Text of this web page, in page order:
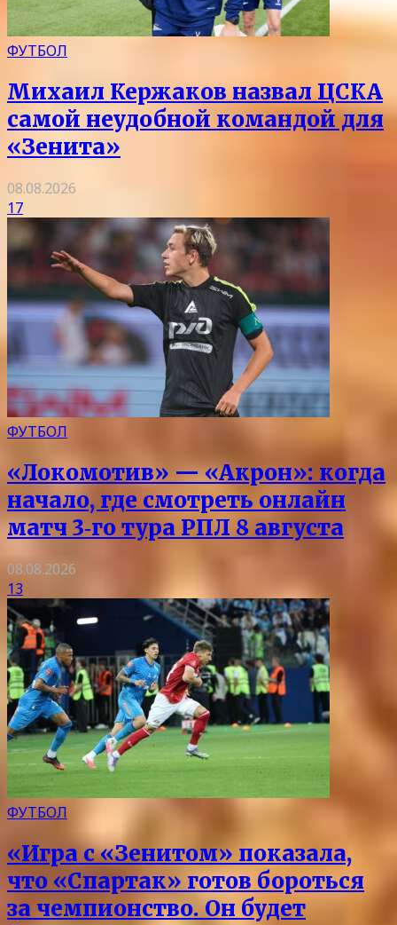
ФУТБОЛ
Михаил Кержаков назвал ЦСКА
самой неудобной командой для
«Зенита»
08.08.2026
17
ФУТБОЛ
«Локомотив» — «Акрон»: когда
начало, где смотреть онлайн
матч 3‑го тура РПЛ 8 августа
08.08.2026
13
ФУТБОЛ
«Игра с «Зенитом» показала,
что «Спартак» готов бороться
за чемпионство. Он будет